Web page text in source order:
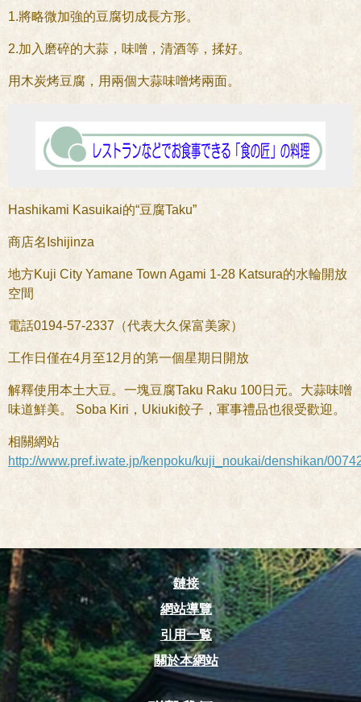
1.將略微加強的豆腐切成長方形。
2.加入磨碎的大蒜，味噌，清酒等，揉好。
用木炭烤豆腐，用兩個大蒜味噌烤兩面。
Hashikami Kasuikai的“豆腐Taku”
商店名Ishijinza
地方Kuji City Yamane Town Agami 1-28 Katsura的水輪開放
空間
電話0194-57-2337（代表大久保富美家）
工作日僅在4月至12月的第一個星期日開放
解釋使用本土大豆。一塊豆腐Taku Raku 100日元。大蒜味噌
味道鮮美。 Soba Kiri，Ukiuki餃子，軍事禮品也很受歡迎。
相關網站
http://www.pref.iwate.jp/kenpoku/kuji_noukai/denshikan/
鏈接
網站導覽
引用一覧
關於本網站